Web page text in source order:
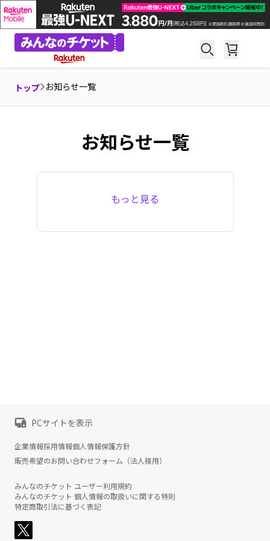
トップ お知らせ一覧
お知らせ一覧
もっと見る
PCサイトを表示
企業情報採用情報個人情報保護方針
販売希望のお問い合わせフォーム（法人様用）
みんなのチケット ユーザー利用規約
みんなのチケット 個人情報の取扱いに関する特則
特定商取引法に基づく表記